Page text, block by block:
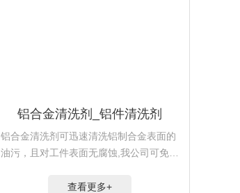
铝合金清洗剂_铝件清洗剂
铝合金清洗剂可迅速清洗铝制合金表面的
油污，且对工件表面无腐蚀,我公司可免费
查看更多+